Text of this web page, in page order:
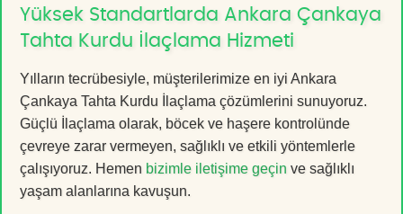
Yüksek Standartlarda Ankara Çankaya
Tahta Kurdu İlaçlama Hizmeti
Yılların tecrübesiyle, müşterilerimize en iyi Ankara
Çankaya Tahta Kurdu İlaçlama çözümlerini sunuyoruz.
Güçlü İlaçlama olarak, böcek ve haşere kontrolünde
çevreye zarar vermeyen, sağlıklı ve etkili yöntemlerle
çalışıyoruz. Hemen bizimle iletişime geçin ve sağlıklı
yaşam alanlarına kavuşun.